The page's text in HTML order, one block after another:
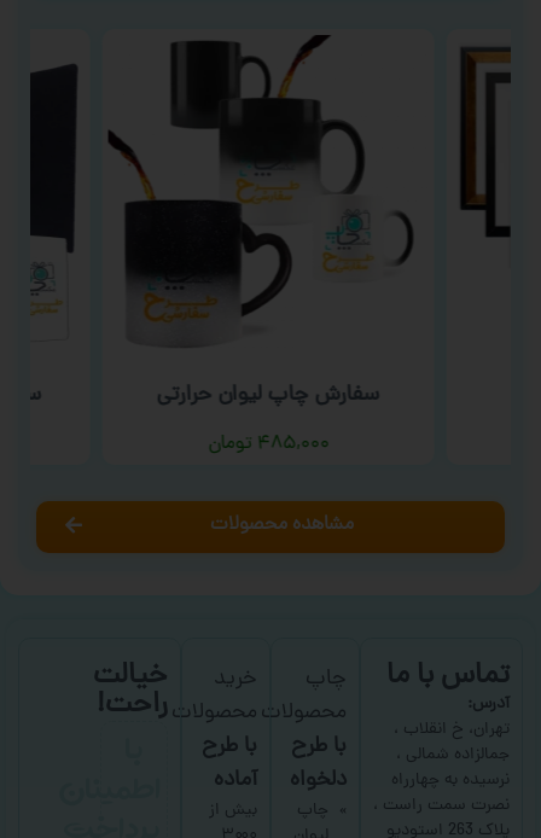
سفارش چاپ لیوان حرارتی
۴۸۵,۰۰۰ تومان
مشاهده محصولات
تماس با ما
آدرس:
تهران، خ انقلاب ،
جمالزاده شمالی ،
نرسیده به چهارراه
نصرت سمت راست ،
پلاک 263 استودیو
چاپ
محصولات
با طرح
دلخواه
چاپ
خرید
محصولات
با طرح
آماده
بیش از
خیالت
راحت!